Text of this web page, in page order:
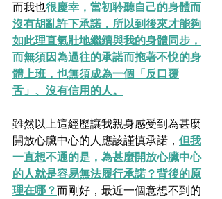
而我也很慶幸，當初聆聽自己的身體而
沒有胡亂許下承諾，所以到後來才能夠
如此理直氣壯地繼續與我的身體同步，
而無須因為過往的承諾而拖著不悅的身
體上班，也無須成為一個「反口覆
舌」、沒有信用的人。
雖然以上這經歷讓我親身感受到為甚麼
開放心臟中心的人應該謹慎承諾， 但我
一直想不通的是，為甚麼開放心臟中心
的人就是容易無法履行承諾？背後的原
理在哪？而剛好，最近一個意想不到的